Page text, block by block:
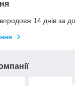
14 днів за